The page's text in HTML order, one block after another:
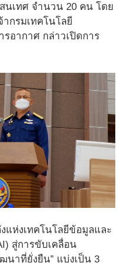
นเทศ จำนวน 20 คน โดย
ากรมเทคโนโลยี
รอากาศ กล่าวเปิดการ
แห่งเทคโนโลยีข้อมูลและ
สู่การขับเคลื่อน
นาที่ยั่งยืน” แบ่งเป็น 3